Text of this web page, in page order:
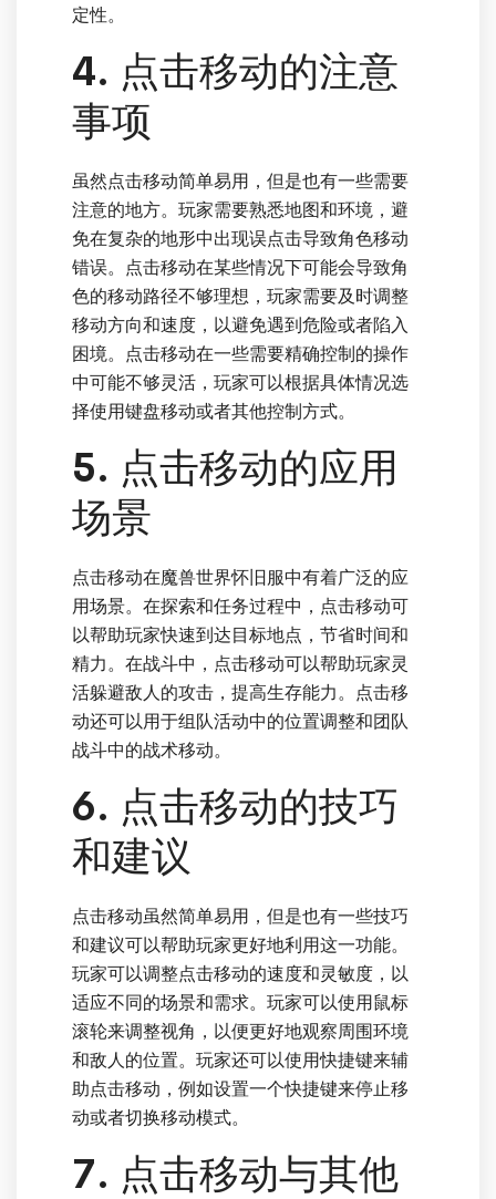
定性。
4. 点击移动的注意
事项
虽然点击移动简单易用，但是也有一些需要
注意的地方。玩家需要熟悉地图和环境，避
免在复杂的地形中出现误点击导致角色移动
错误。点击移动在某些情况下可能会导致角
色的移动路径不够理想，玩家需要及时调整
移动方向和速度，以避免遇到危险或者陷入
困境。点击移动在一些需要精确控制的操作
中可能不够灵活，玩家可以根据具体情况选
择使用键盘移动或者其他控制方式。
5. 点击移动的应用
场景
点击移动在魔兽世界怀旧服中有着广泛的应
用场景。在探索和任务过程中，点击移动可
以帮助玩家快速到达目标地点，节省时间和
精力。在战斗中，点击移动可以帮助玩家灵
活躲避敌人的攻击，提高生存能力。点击移
动还可以用于组队活动中的位置调整和团队
战斗中的战术移动。
6. 点击移动的技巧
和建议
点击移动虽然简单易用，但是也有一些技巧
和建议可以帮助玩家更好地利用这一功能。
玩家可以调整点击移动的速度和灵敏度，以
适应不同的场景和需求。玩家可以使用鼠标
滚轮来调整视角，以便更好地观察周围环境
和敌人的位置。玩家还可以使用快捷键来辅
助点击移动，例如设置一个快捷键来停止移
动或者切换移动模式。
7. 点击移动与其他